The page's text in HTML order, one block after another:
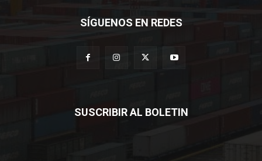
SÍGUENOS EN REDES
SUSCRIBIR AL BOLETIN